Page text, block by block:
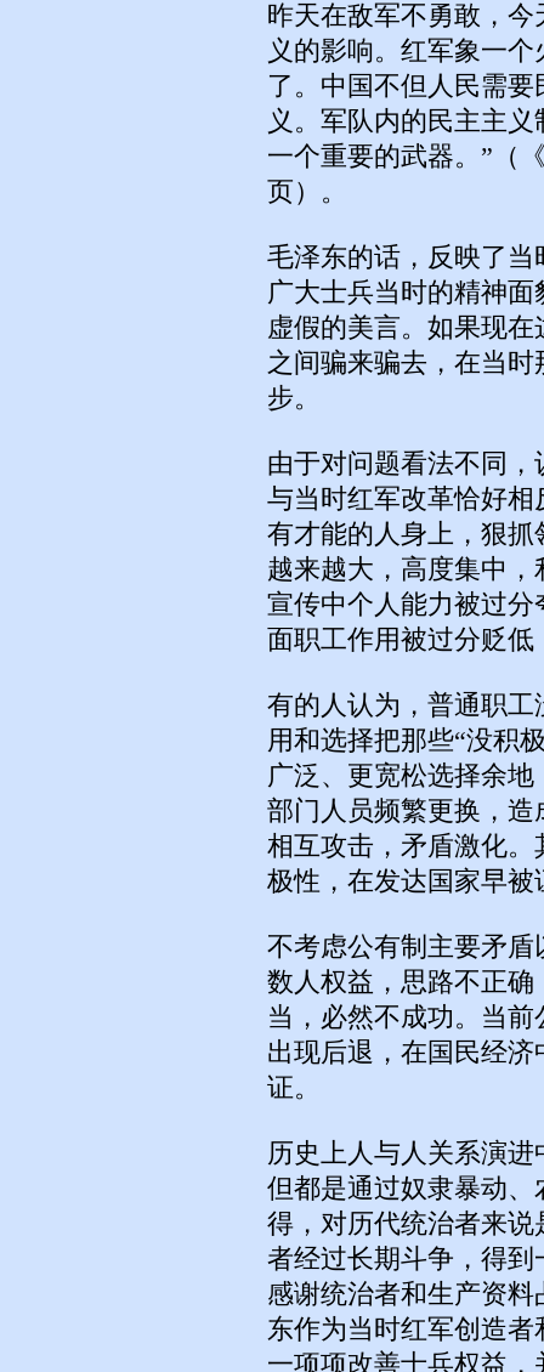
昨天在敌军不勇敢，
义的影响。红军象一
了。中国不但人民需
义。军队内的民主主
一个重要的武器。”（
页）。
毛泽东的话，反映了
广大士兵当时的精神
虚假的美言。如果现
之间骗来骗去，在当
步。
由于对问题看法不同
与当时红军改革恰好
有才能的人身上，狠
越来越大，高度集中
宣传中个人能力被过分
面职工作用被过分贬
有的人认为，普通职
用和选择把那些“没积
广泛、更宽松选择余
部门人员频繁更换，
相互攻击，矛盾激化。
极性，在发达国家早被
不考虑公有制主要矛
数人权益，思路不正
当，必然不成功。当
出现后退，在国民经
证。
历史上人与人关系演
但都是通过奴隶暴动
得，对历代统治者来
者经过长期斗争，得
感谢统治者和生产资
东作为当时红军创造
一项项改善士兵权益